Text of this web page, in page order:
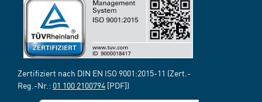
Zertifiziert nach DIN EN ISO 9001:2015-11 (Zert.-
Reg.-Nr.: 01 100 2100794 [PDF])